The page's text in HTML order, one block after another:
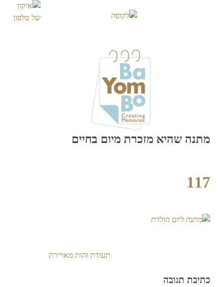
מתנה שהיא מזכרת מיום בחיים
117
תעודת זהות מאויירת
כתיבת תגובה